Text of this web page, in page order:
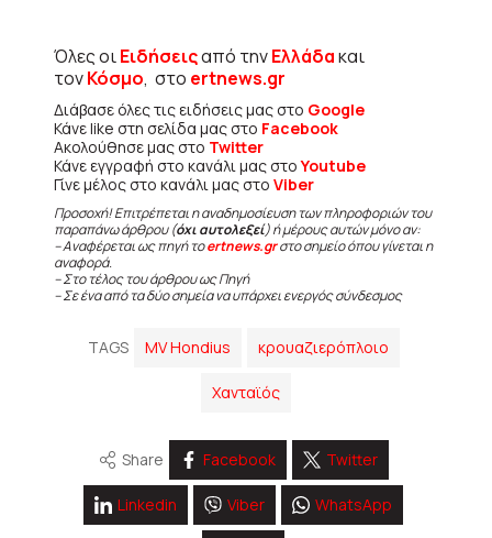
Όλες οιΕιδήσειςαπό τηνΕλλάδακαι
τονΚόσμο, στο ertnews.gr
Διάβασε όλες τις ειδήσεις μας στο Google
Κάνε like στη σελίδα μας στο Facebook
Ακολούθησε μας στο Twitter
Κάνε εγγραφή στο κανάλι μας στοYoutube
Γίνε μέλος στο κανάλι μας στο Viber
Προσοχή! Επιτρέπεται η αναδημοσίευση των πληροφοριών του
παραπάνω άρθρου (όχι αυτολεξεί) ή μέρους αυτών μόνο αν:
– Αναφέρεται ως πηγή τοertnews.grστο σημείο όπου γίνεται η
αναφορά.
– Στο τέλος του άρθρου ως Πηγή
– Σε ένα από τα δύο σημεία να υπάρχει ενεργός σύνδεσμος
TAGS MV Hondius κρουαζιερόπλοιο
Χανταϊός
Share Facebook Twitter
Linkedin Viber WhatsApp